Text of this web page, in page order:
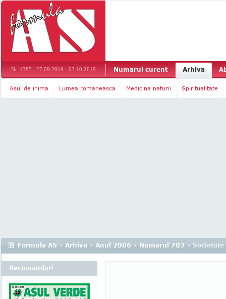
Nr. 1385 , 27.09.2019 - 03.10.2019 Numarul curent Arhiva
Asul de inima Lumea romaneasca Medicina naturii Spiritualitate
Formula AS › Arhiva › Anul 2006 › Numarul 703 › Societate
Recomandari